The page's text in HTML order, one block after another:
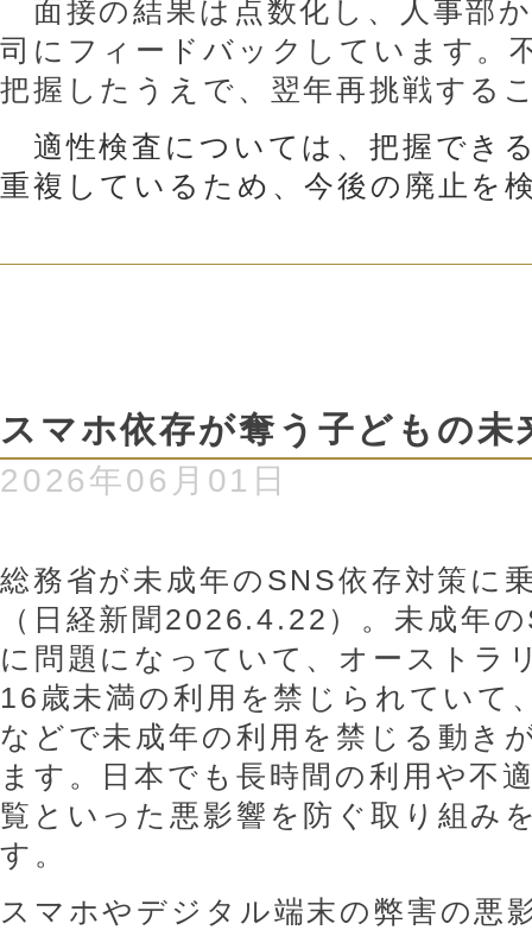
面接の結果は点数化し、人事部
司にフィードバックしています。
把握したうえで、翌年再挑戦する
適性検査については、 把握でき
重複しているため、今後の廃止を
スマホ依存が奪う子どもの未
2026年06月01日
総務省が未成年のSNS依存対策に
（日経新聞2026.4.22）。未成年
に問題になっていて、オーストラ
16歳未満の利用を禁じられていて
などで未成年の利用を禁じる動き
ます。日本でも長時間の利用や不
覧といった悪影響を防ぐ取り組み
す。
スマホやデジタル端末の弊害の悪